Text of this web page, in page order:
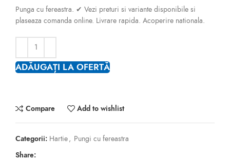
Punga cu fereastra. ✔ Vezi preturi si variante disponibile si
plaseaza comanda online. Livrare rapida. Acoperire nationala.
ADĂUGAȚI LA OFERTĂ
Compare Add to wishlist
Categorii: Hartie, Pungi cu fereastra
Share: